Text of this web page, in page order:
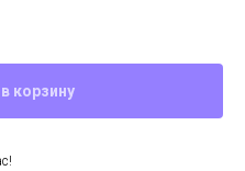
корзину